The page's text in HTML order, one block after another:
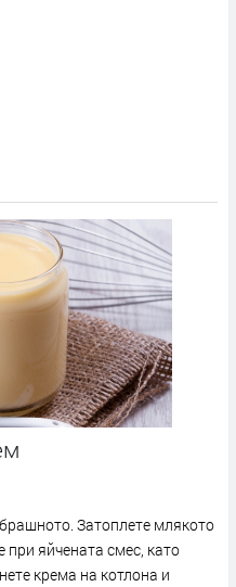
Затоплете млякото
при яйчената смес, като
крема на котлона и